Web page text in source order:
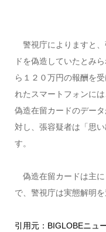
警視庁によりますと、
ドを偽造していたとみ
ら１２０万円の報酬を
れたスマートフォンに
偽造在留カードのデー
対し、張容疑者は「思
す。
偽造在留カードは主に
で、警視庁は実態解明
引用元：BIGLOBEニュ